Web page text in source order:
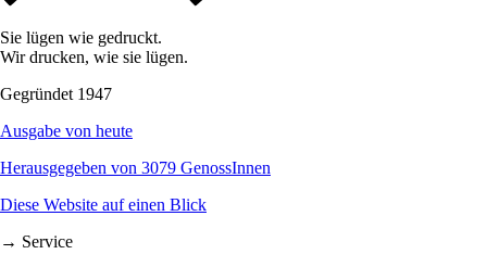
Sie lügen wie gedruckt.
Wir drucken, wie sie lügen.
Gegründet 1947
Ausgabe von heute
Herausgegeben von 3079 GenossInnen
Diese Website auf einen Blick
→ Service